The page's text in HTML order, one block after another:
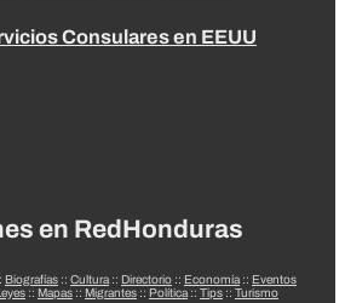
Consulares en EEUU
en RedHonduras
Biografías :: Cultura :: Directorio :: Economía :: Eventos
:: Mapas :: Migrantes :: Política :: Tips :: Turismo